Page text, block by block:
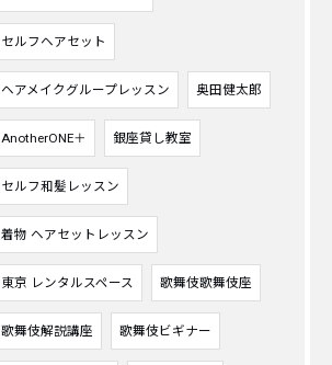
セルフヘアセット
ヘアメイクグループレッスン 奥田健太郎
AnotherONE＋ 銀座貸し教室
セルフ和髪レッスン
着物 ヘアセットレッスン
東京 レンタルスペース 歌舞伎歌舞伎座
歌舞伎解説講座 歌舞伎ビギナー